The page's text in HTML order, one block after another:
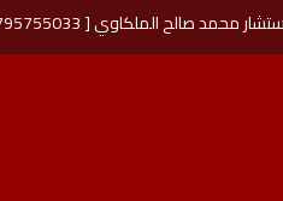
محمد صالح الملكاوي [ 00962795755033 ]